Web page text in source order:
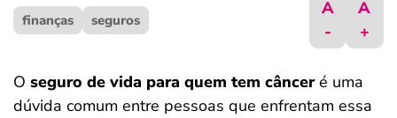
ferramentas
finanças seguros
A
-
A
+
O seguro de vida para quem tem cânceré uma
dúvida comum entre pessoas que enfrentam essa